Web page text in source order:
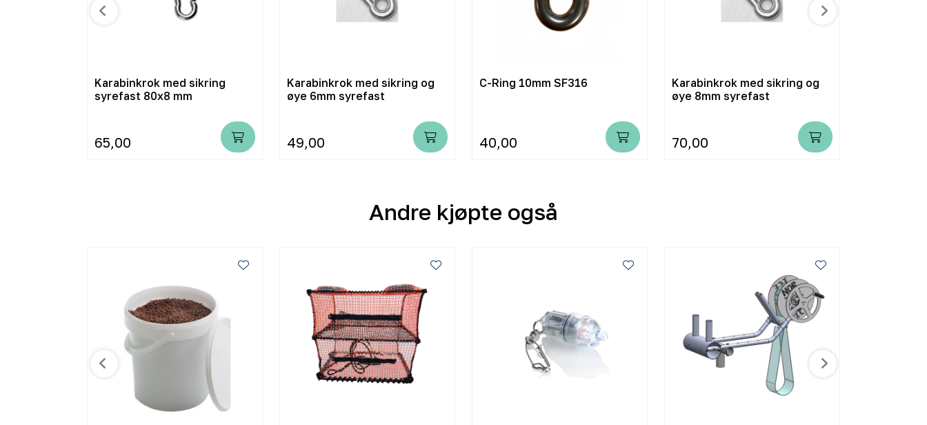
Karabinkrok med sikring
syrefast 80x8 mm
65,00
Karabinkrok med sikring og
øye 6mm syrefast
49,00
C-Ring 10mm SF316
40,00
Karabinkrok med sikring og
øye 8mm syrefast
70,00
Andre kjøpte også